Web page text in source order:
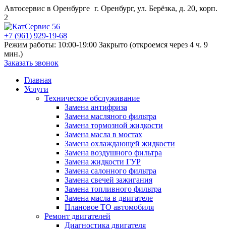
Автосервис в Оренбурге г. Оренбург, ул. Берёзка, д. 20, корп.
2
+7 (961) 929-19-68
Режим работы: 10:00-19:00 Закрыто (откроемся через 4 ч. 9
мин.)
Заказать звонок
Главная
Услуги
Техническое обслуживание
Замена антифриза
Замена масляного фильтра
Замена тормозной жидкости
Замена масла в мостах
Замена охлаждающей жидкости
Замена воздушного фильтра
Замена жидкости ГУР
Замена салонного фильтра
Замена свечей зажигания
Замена топливного фильтра
Замена масла в двигателе
Плановое ТО автомобиля
Ремонт двигателей
Диагностика двигателя